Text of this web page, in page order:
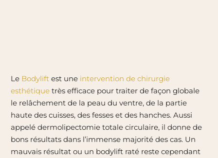
Le Bodylift est une intervention de chirurgie
esthétique très efficace pour traiter de façon globale
le relâchement de la peau du ventre, de la partie
haute des cuisses, des fesses et des hanches.Aussi
appelé dermolipectomie totale circulaire, il donne de
bons résultats dans l’immense majorité des cas. Un
mauvais résultat ou un bodylift raté reste cependant